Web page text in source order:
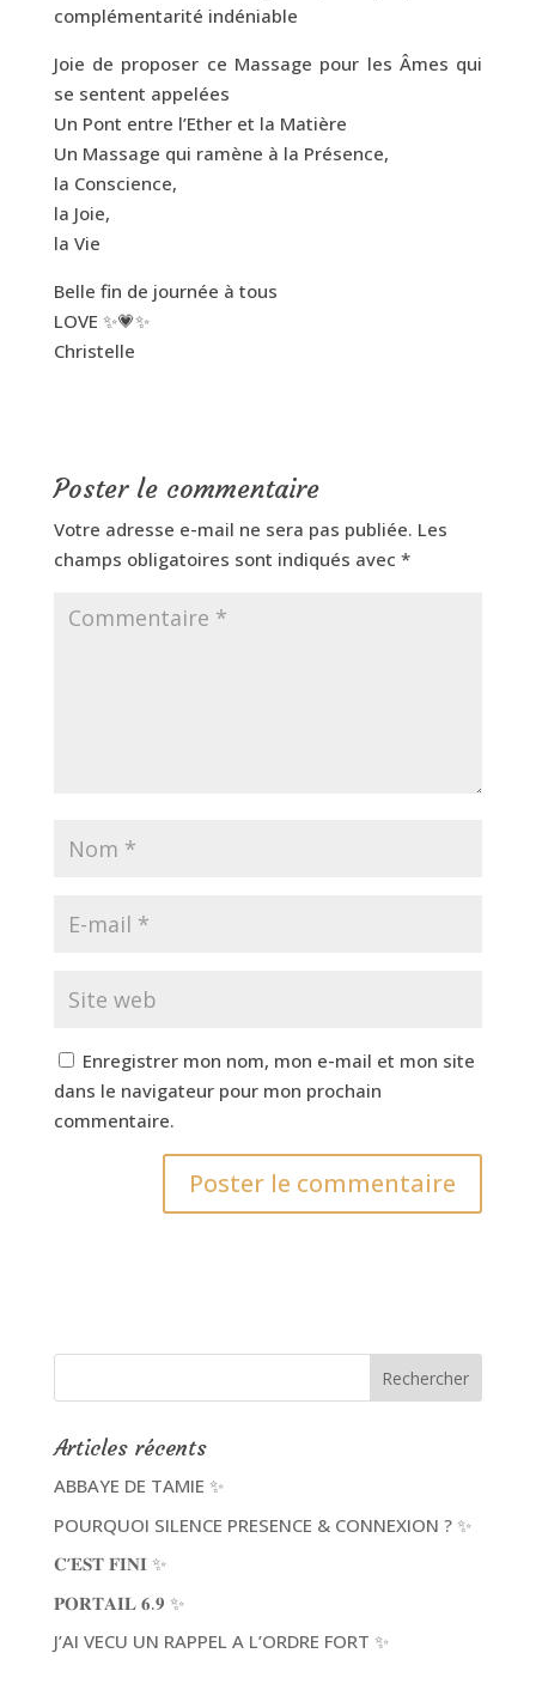
complémentarité indéniable
Joie de proposer ce Massage pour les Âmes qui
se sentent appelées
Un Pont entre l’Ether et la Matière
Un Massage qui ramène à la Présence,
la Conscience,
la Joie,
la Vie
Belle fin de journée à tous
LOVE ✨💗✨
Christelle
Poster le commentaire
Votre adresse e-mail ne sera pas publiée. Les
champs obligatoires sont indiqués avec *
Enregistrer mon nom, mon e-mail et mon site
dans le navigateur pour mon prochain
commentaire.
Articles récents
ABBAYE DE TAMIE ✨
POURQUOI SILENCE PRESENCE & CONNEXION ? ✨
𝐂’𝐄𝐒𝐓 𝐅𝐈𝐍𝐈 ✨
𝐏𝐎𝐑𝐓𝐀𝐈𝐋 𝟔.𝟗 ✨
J’AI VECU UN RAPPEL A L’ORDRE FORT ✨